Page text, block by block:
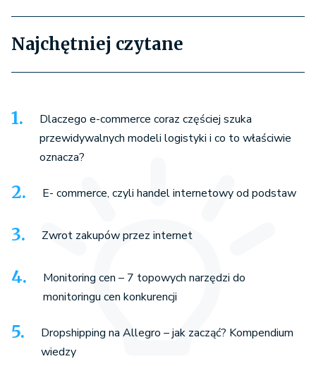
Najchętniej czytane
Dlaczego e-commerce coraz częściej szuka
przewidywalnych modeli logistyki i co to właściwie
oznacza?
E- commerce, czyli handel internetowy od podstaw
Zwrot zakupów przez internet
Monitoring cen – 7 topowych narzędzi do
monitoringu cen konkurencji
Dropshipping na Allegro – jak zacząć? Kompendium
wiedzy